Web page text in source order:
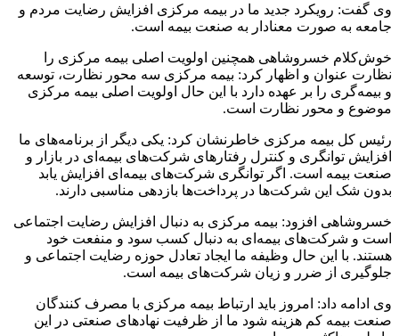
وی گفت: رویکرد جدید ما در بیمه مرکزی افزایش رضایت مردم و
جامعه به صورت معنادار به صنعت بیمه است.
خوش‌کلام خسروشاهی همچنین اولویت اصلی بیمه مرکزی را
نظارت عنوان و اظهار کرد: بیمه مرکزی سه محور نظارت، توسعه
و بیمه‌گری را بر عهده دارد با این حال اولویت اصلی بیمه مرکزی
موضوع و محور نظارت است.
رئیس کل بیمه مرکزی خاطرنشان کرد: یکی دیگر از برنامه‌های ما
افزایش توانگری و کنترل رفتارهای شرکت‌های بیمه‌ای در بازار و
صنعت بیمه است. اگر توانگری شرکت‌های بیمه‌ای افزایش یابد
بدون شک این شرکت‌ها در پرداخت‌ها بازدهی مناسبی دارند.
خسروشاهی افزود: بیمه مرکزی به دنبال افزایش رضایت اجتماعی
است و شرکت‌های بیمه‌ای به دنبال کسب سود و منفعت خود
هستند. با این حال وظیفه ما ایجاد تعادل حوزه رضایت اجتماعی و
جلوگیری از ضرر و زیان شرکت‌های بیمه‌ است.
وی ادامه داد: امروز باید ارتباط بیمه مرکزی با مصرف کنندگان
صنعت بیمه کم هزینه شود ما از ظرفیت نهادهای صنعتی در این